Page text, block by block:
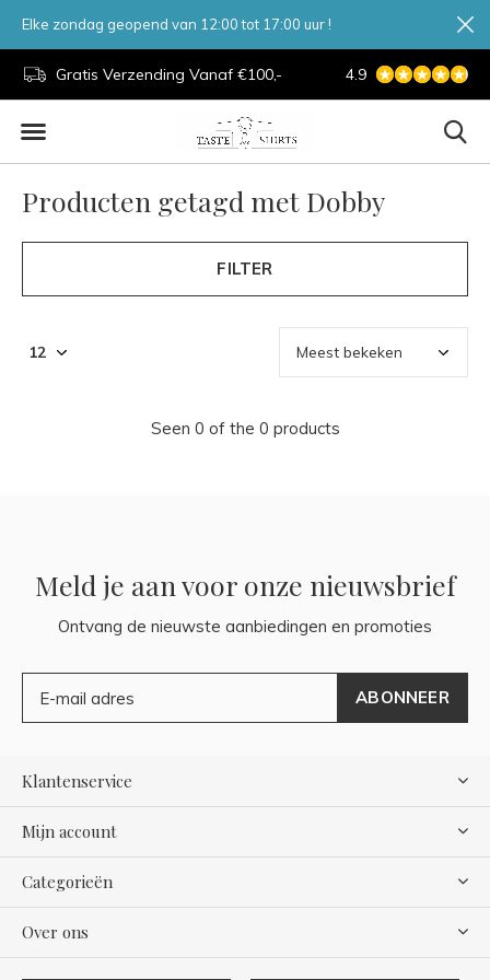
Gratis Verzending Vanaf €100,- 7 Dagen Per
4.9
Elke zondag geopend van 12:00 tot 17:00 uur !
Producten getagd met Dobby
FILTER
Seen 0 of the 0 products
Meld je aan voor onze nieuwsbrief
Ontvang de nieuwste aanbiedingen en promoties
ABONNEER
Klantenservice
Mijn account
Categorieën
Over ons